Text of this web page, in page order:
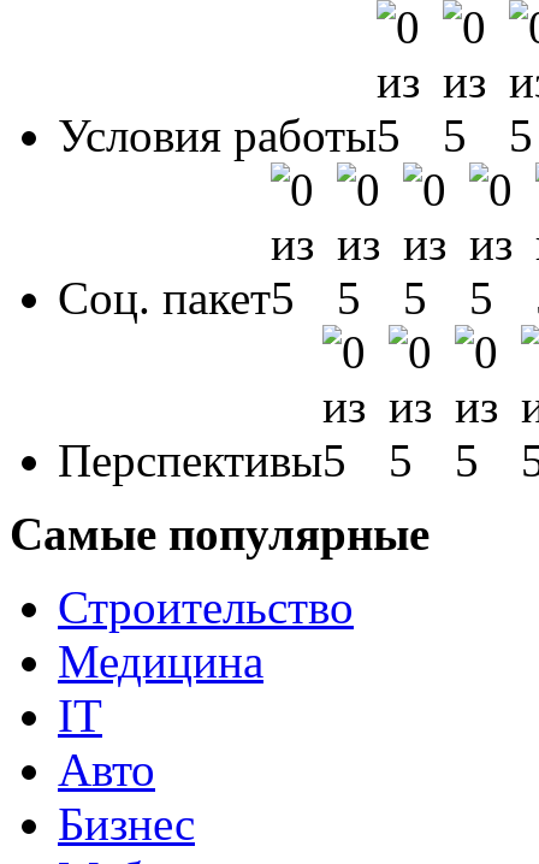
Условия работы
Соц. пакет
Перспективы
Самые популярные
Строительство
Медицина
IT
Авто
Бизнес